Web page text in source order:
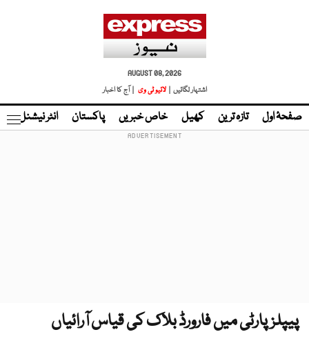
AUGUST 08, 2026
اشتہار لگائیں |
لائیو ٹی وی | آج کا اخبار
صفحۂ اول تازہ ترین کھیل خاص خبریں پاکستان انٹر نیشنل
پیپلزپارٹی میں فارورڈ بلاک کی قیاس آرائیاں